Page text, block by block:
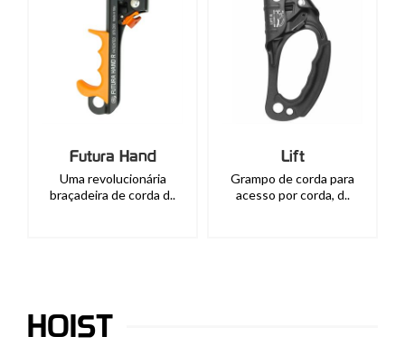
Futura Hand
Uma revolucionária
braçadeira de corda d..
Lift
Grampo de corda para
acesso por corda, d..
HOIST